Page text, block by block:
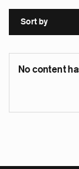
Sort by
No content